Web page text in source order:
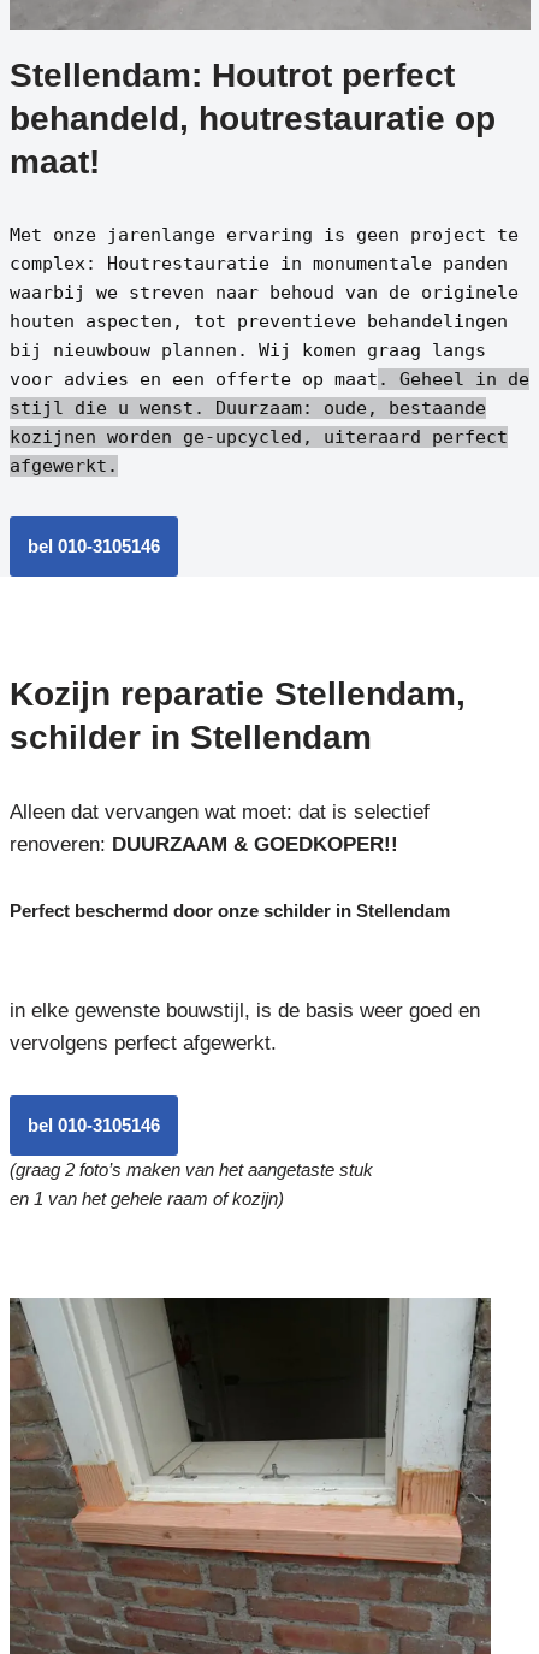
Stellendam: Houtrot perfect
behandeld, houtrestauratie op
maat!
Met onze jarenlange ervaring is geen project te
complex: Houtrestauratie in monumentale panden
waarbij we streven naar behoud van de originele
houten aspecten, tot preventieve behandelingen
bij nieuwbouw plannen. Wij komen graag langs
voor advies en een offerte op maat . Geheel in de
stijl die u wenst. Duurzaam: oude, bestaande
kozijnen worden ge-upcycled, uiteraard perfect
afgewerkt.
bel 010-3105146
Kozijn reparatie Stellendam,
schilder in Stellendam
Alleen dat vervangen wat moet: dat is selectief
renoveren: DUURZAAM & GOEDKOPER!!
Perfect beschermd door onze schilder in Stellendam
in elke gewenste bouwstijl, is de basis weer goed en
vervolgens perfect afgewerkt.
bel 010-3105146
(graag 2 foto’s maken van het aangetaste stuk
en 1 van het gehele raam of kozijn)